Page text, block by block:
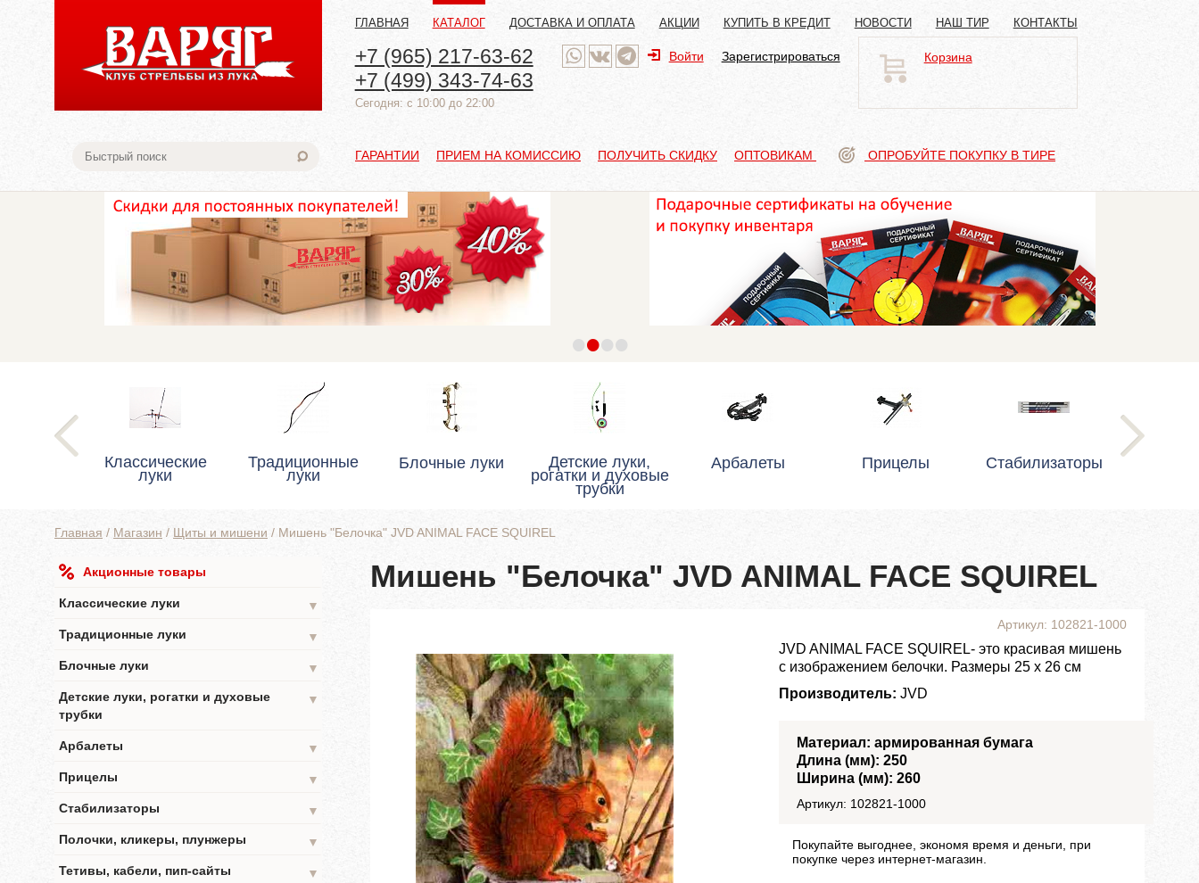
ГЛАВНАЯ КАТАЛОГ ДОСТАВКА И ОПЛАТА АКЦИИ КУПИТЬ В КРЕДИТ НОВОСТИ НАШ ТИР КОНТАКТЫ
+7 (965) 217-63-62
+7 (499) 343-74-63
Cегодня: с 10:00 до 22:00
Войти Зарегистрироваться Корзина
ГАРАНТИИ ПРИЕМ НА КОМИССИЮ ПОЛУЧИТЬ СКИДКУ ОПТОВИКАМ ОПРОБУЙТЕ ПОКУПКУ В ТИРЕ
••••
Классические
луки
Традиционные
луки
Блочные луки Детские луки,
рогатки и духовые
трубки
Арбалеты Прицелы Стабилизаторы
Главная / Магазин / Щиты и мишени / Мишень "Белочка" JVD ANIMAL FACE SQUIREL
Акционные товары
Классические луки
▼
Традиционные луки
▼
Блочные луки
▼
Детские луки, рогатки и духовые
трубки
▼
Арбалеты
▼
Прицелы
▼
Стабилизаторы
▼
Полочки, кликеры, плунжеры
▼
Тетивы, кабели, пип-сайты
▼
Мишень "Белочка" JVD ANIMAL FACE SQUIREL
Артикул: 102821-1000
JVD ANIMAL FACE SQUIREL- это красивая мишень
с изображением белочки. Размеры 25 x 26 см
Производитель: JVD
Материал: армированная бумага
Длина (мм): 250
Ширина (мм): 260
Артикул: 102821-1000
Покупайте выгоднее, экономя время и деньги, при
покупке через интернет-магазин.